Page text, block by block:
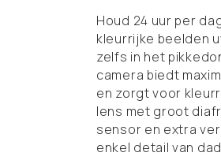
Houd 24 uur per
kleurrijke beelden
zelfs in het
camera biedt
en zorgt voor
lens met groot
sensor en extra
enkel detail van